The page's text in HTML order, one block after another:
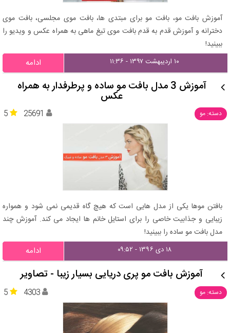
آموزش بافت مو، بافت مو برای مبتدی ها، بافت موی مجلسی، بافت موی
دخترانه و آموزش قدم به قدم بافت موی تیغ ماهی به همراه عکس و ویدیو را
ببینید!
۱۰ اردیبهشت ۱۳۹۷ - ۱۱:۳۶ ادامه
آموزش 3 مدل بافت مو ساده و پرطرفدار به همراه
عکس
دسته: مو 5 25691
بافتن موها یکی از مدل هایی است که هیچ گاه قدیمی نمی شود و همواره
زیبایی و جذابیت خاصی را برای استایل خانم ها ایجاد می کند. آموزش چند
مدل بافت مو ساده را ببینید!
۱۸ دی ۱۳۹۶ - ۰۹:۵۲ ادامه
آموزش بافت مو پری دریایی بسیار زیبا - تصاویر
دسته: مو 5 4303